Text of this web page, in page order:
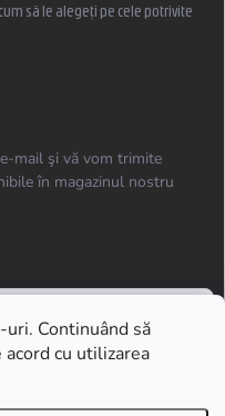
Continuând să
cu utilizarea
să le alegeți pe cele potrivite
mail şi vă vom trimite
în magazinul nostru